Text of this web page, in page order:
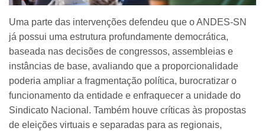
Uma parte das intervenções defendeu que o ANDES-SN
já possui uma estrutura profundamente democrática,
baseada nas decisões de congressos, assembleias e
instâncias de base, avaliando que a proporcionalidade
poderia ampliar a fragmentação política, burocratizar o
funcionamento da entidade e enfraquecer a unidade do
Sindicato Nacional. Também houve críticas às propostas
de eleições virtuais e separadas para as regionais,